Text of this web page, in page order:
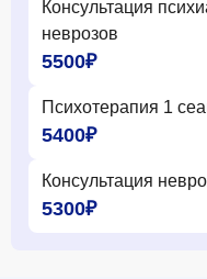
Консультация
неврозов
5500₽
Психотерапия 1
5400₽
Консультация
5300₽